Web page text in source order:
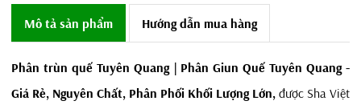
Mô tả sản phẩm Hướng dẫn mua hàng
Phân trùn quế Tuyên Quang | Phân Giun Quế Tuyên Quang -
Giá Rẻ, Nguyên Chất, Phân Phối Khối Lượng Lớn, được Sha Việt